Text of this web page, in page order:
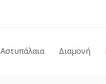
Αστυπάλαια Διαμονή